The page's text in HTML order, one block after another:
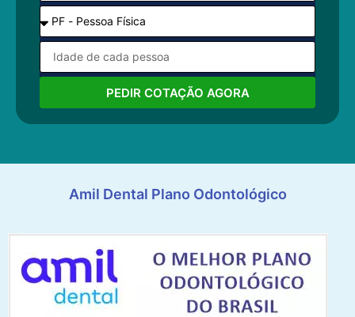
PEDIR COTAÇÃO AGORA
Amil Dental Plano Odontológico